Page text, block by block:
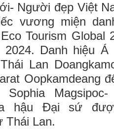
Người đẹp Việt
vương miện
Tourism Global
2024. Danh hiệu
Lan
Oopkamdeang
hậu Đại sứ
Thái Lan.